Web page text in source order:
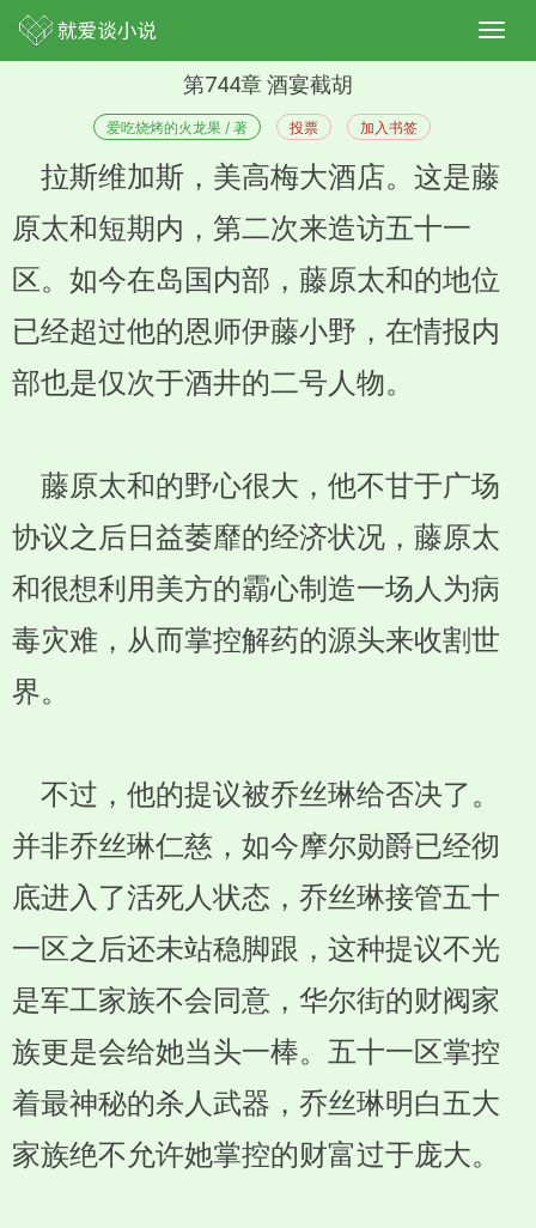
第744章 酒宴截胡
爱吃烧烤的火龙果 / 著 投票 加入书签
拉斯维加斯，美高梅大酒店。这是藤
原太和短期内，第二次来造访五十一
区。如今在岛国内部，藤原太和的地位
已经超过他的恩师伊藤小野，在情报内
部也是仅次于酒井的二号人物。
藤原太和的野心很大，他不甘于广场
协议之后日益萎靡的经济状况，藤原太
和很想利用美方的霸心制造一场人为病
毒灾难，从而掌控解药的源头来收割世
界。
不过，他的提议被乔丝琳给否决了。
并非乔丝琳仁慈，如今摩尔勋爵已经彻
底进入了活死人状态，乔丝琳接管五十
一区之后还未站稳脚跟，这种提议不光
是军工家族不会同意，华尔街的财阀家
族更是会给她当头一棒。五十一区掌控
着最神秘的杀人武器，乔丝琳明白五大
家族绝不允许她掌控的财富过于庞大。